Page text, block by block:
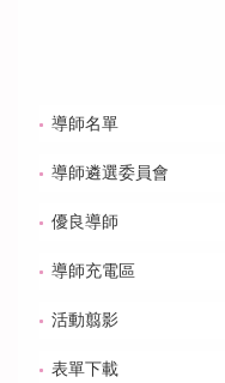
導師名單
導師遴選委員會
優良導師
導師充電區
活動翦影
表單下載